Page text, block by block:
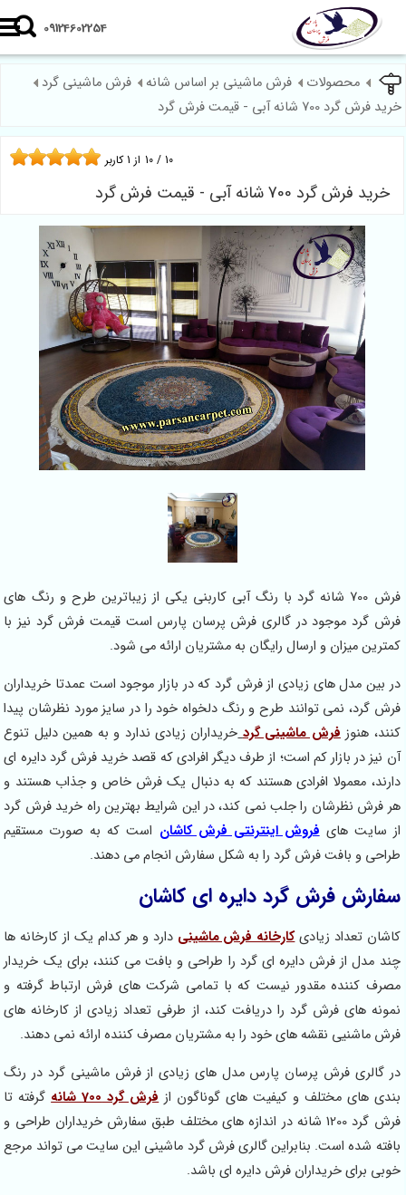
09124602254
محصولات فرش ماشینی بر اساس شانه
فرش ماشینی گرد
گرد 700 شانه آبی - قیمت فرش گرد
خرید فرش گرد 700 شانه آبی - قیمت فرش گرد
10 / از کاربر
فرش 700 شانه گرد با رنگ آبی کاربنی یکی از زیباترین طرح و رنگ های
گرد موجود در گالری فرش پرسان پارس است قیمت فرش گرد نیز با
میزان و ارسال رایگان به مشتریان ارائه می شود.
بین مدل های زیادی از فرش گرد که در بازار موجود است عمدتا خریداران
گرد، نمی توانند طرح و رنگ دلخواه خود را در سایز مورد نظرشان پیدا
هنوزفرش ماشینی گرد خریداران زیادی ندارد و به همین دلیل تنوع
نیز در بازار کم است؛ از طرف دیگر افرادی که قصد خرید فرش گرد دایره ای
معمولا افرادی هستند که به دنبال یک فرش خاص و جذاب هستند و
فرش نظرشان را جلب نمی کند، در این شرایط بهترین راه خرید فرش گرد
سایت هایفروش اینترنتی فرش کاشاناست که به صورت مستقیم
و بافت فرش گرد را به شکل سفارش انجام می دهند.
فرش گرد دایره ای کاشان
تعداد زیادیکارخانه فرش ماشینیدارد و هر کدام یک از کارخانه ها
مدل از فرش دایره ای گرد را طراحی و بافت می کنند، برای یک خریدار
کننده مقدور نیست که با تمامی شرکت های فرش ارتباط گرفته و
های فرش گرد را دریافت کند، از طرفی تعداد زیادی از کارخانه های
ماشنیی نقشه های خود را به مشتریان مصرف کننده ارائه نمی دهند.
گالری فرش پرسان پارس مدل های زیادی از فرش ماشینی گرد در رنگ
های مختلف و کیفیت های گوناگون از فرش گرد 700 شانه
گرفته تا
فرش گرد 1200 شانه در اندازه های مختلف طبق سفارش خریداران طراحی و
شده است. بنابراین گالری فرش گرد ماشینی این سایت می تواند مرجع
برای خریداران فرش دایره ای باشد.